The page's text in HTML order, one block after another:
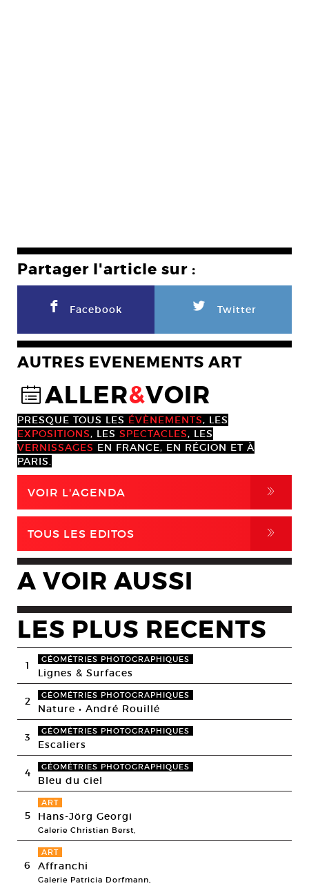
Partager l'article sur :
F Facebook L Twitter
AUTRES EVENEMENTS ART
@ALLER&VOIR
PRESQUE TOUS LES ÉVÈNEMENTS, LES
EXPOSITIONS, LES SPECTACLES, LES
VERNISSAGES EN FRANCE, EN RÉGION ET À
PARIS.
VOIR L'AGENDA ,
TOUS LES EDITOS ,
A VOIR AUSSI
LES PLUS RECENTS
1 GÉOMÉTRIES PHOTOGRAPHIQUES
Lignes & Surfaces
2 GÉOMÉTRIES PHOTOGRAPHIQUES
Nature • André Rouillé
3 GÉOMÉTRIES PHOTOGRAPHIQUES
Escaliers
4 GÉOMÉTRIES PHOTOGRAPHIQUES
Bleu du ciel
5
ART
Hans-Jörg Georgi
Galerie Christian Berst,
6
ART
Affranchi
Galerie Patricia Dorfmann,